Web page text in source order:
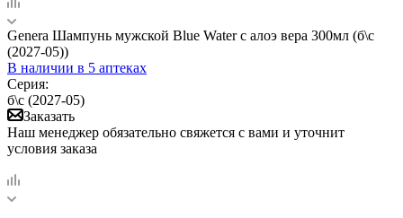
Genera Шампунь мужской Blue Water с алоэ вера 300мл (б\с
(2027-05))
В наличии в 5 аптеках
Серия:
б\с (2027-05)
Заказать
Наш менеджер обязательно свяжется с вами и уточнит
условия заказа